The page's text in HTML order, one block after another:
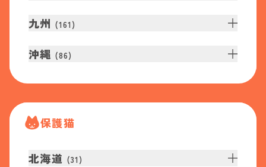
九州 (161 )
沖縄 (86)
保護猫
北海道 (31 )